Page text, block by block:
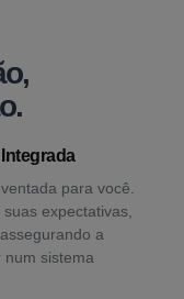
para você.
expectativas,
a
num sistema